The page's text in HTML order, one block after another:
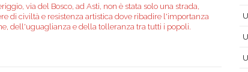
via del Bosco, ad Asti, non è stata solo una strada,
di civiltà e resistenza artistica dove ribadire l'importanza
dell'uguaglianza e della tolleranza tra tutti i popoli.